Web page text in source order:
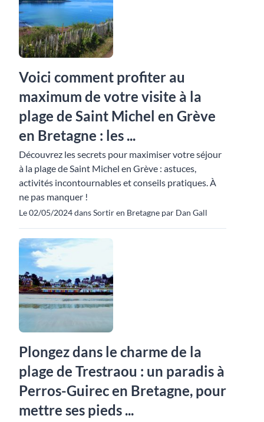
Voici comment profiter au
maximum de votre visite à la
plage de Saint Michel en Grève
en Bretagne : les ...
Découvrez les secrets pour maximiser votre séjour
à la plage de Saint Michel en Grève : astuces,
activités incontournables et conseils pratiques. À
ne pas manquer !
Le 02/05/2024 dans Sortir en Bretagne par Dan Gall
Plongez dans le charme de la
plage de Trestraou : un paradis à
Perros-Guirec en Bretagne, pour
mettre ses pieds ...